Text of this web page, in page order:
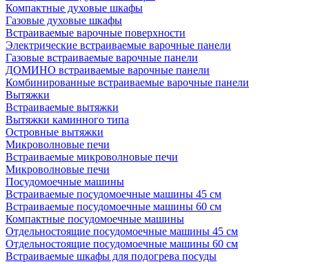
Компактные духовые шкафы
Газовые духовые шкафы
Встраиваемые варочные поверхности
Электрические встраиваемые варочные панели
Газовые встраиваемые варочные панели
ДОМИНО встраиваемые варочные панели
Комбинированные встраиваемые варочные панели
Вытяжки
Встраиваемые вытяжки
Вытяжки каминного типа
Островные вытяжки
Микроволновые печи
Встраиваемые микроволновые печи
Микроволновые печи
Посудомоечные машины
Встраиваемые посудомоечные машины 45 см
Встраиваемые посудомоечные машины 60 см
Компактные посудомоечные машины
Отдельностоящие посудомоечные машины 45 см
Отдельностоящие посудомоечные машины 60 см
Встраиваемые шкафы для подогрева посуды